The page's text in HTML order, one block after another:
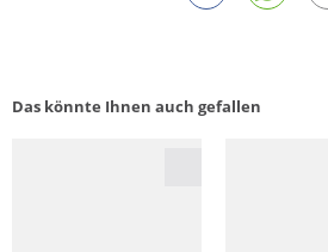
Das könnte Ihnen auch gefallen